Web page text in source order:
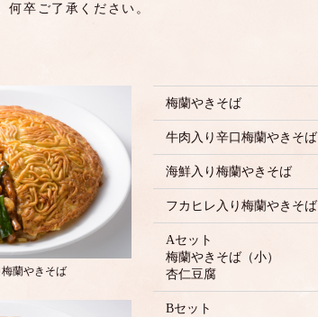
卒ご了承ください。
蘭やきそば
梅蘭やきそば
牛肉入り辛口梅蘭やきそば
海鮮入り梅蘭やきそば
フカヒレ入り梅蘭やきそば
Aセット
梅蘭やきそば（小）
杏仁豆腐
Bセット